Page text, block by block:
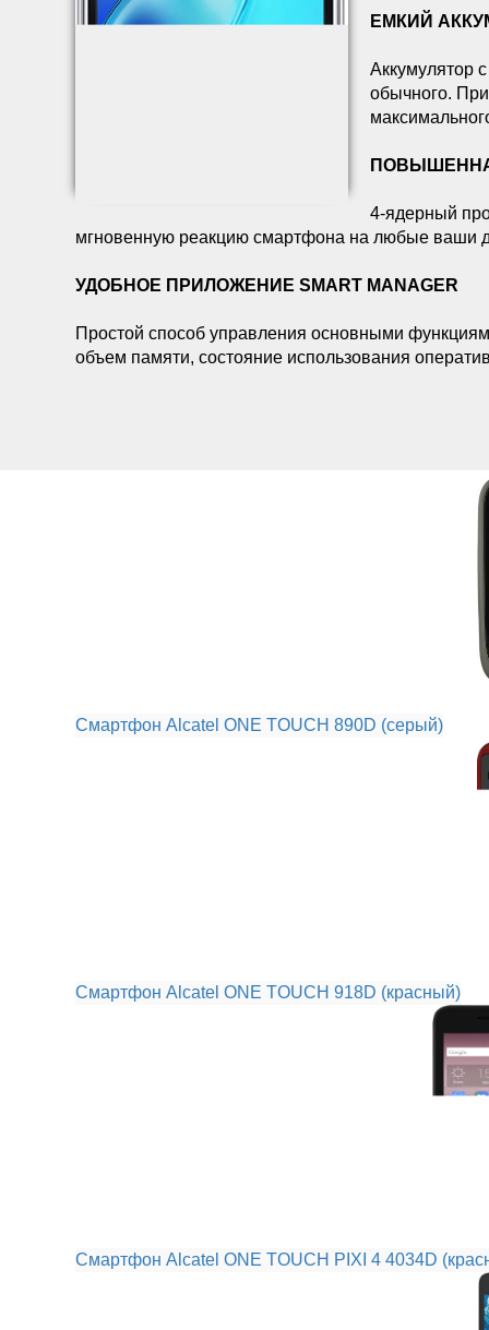
ЕМКИЙ
Аккумулятор
обычного.
4-ядерный
мгновенную реакцию смартфона на любые ваши
УДОБНОЕ ПРИЛОЖЕНИЕ SMART MANAGER
Простой способ управления основными
объем памяти, состояние использования
Смартфон Alcatel ONE TOUCH 890D (серый)
Смартфон Alcatel ONE TOUCH 918D (красный)
Смартфон Alcatel ONE TOUCH PIXI 4 4034D